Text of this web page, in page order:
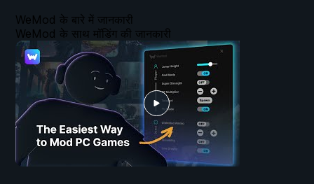
WeMod के बारे में जानकारी
WeMod के साथ मॉडिंग की जानकारी